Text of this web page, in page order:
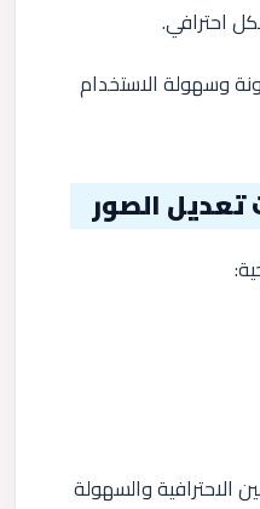
احترافي.
وسهولة الاستخدام
الصور
الاحترافية والسهولة